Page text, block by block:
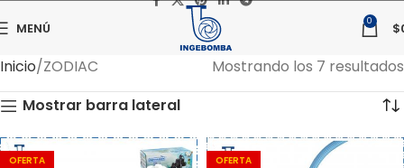
MENÚ 0 $
Inicio ZODIAC
Mostrando los 7 resultados
Mostrar barra lateral
OFERTA OFERTA